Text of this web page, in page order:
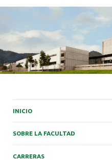
INICIO
SOBRE LA FACULTAD
CARRERAS